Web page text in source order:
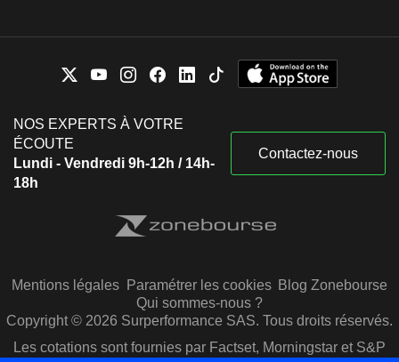
NOS EXPERTS À VOTRE
ÉCOUTE
Lundi - Vendredi 9h-12h / 14h-
18h
Contactez-nous
Mentions légales Paramétrer les cookies Blog Zonebourse
Qui sommes-nous ?
Copyright © 2026 Surperformance SAS. Tous droits réservés.
Les cotations sont fournies par Factset, Morningstar et S&P